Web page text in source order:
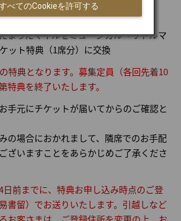
み
まったマイルをミュージカル『リトルマ
ット特典（1席分）に交換
特典となります。募集定員（各回先着10
特典を終了いたします。
手元にチケットが届いてからのご確認と
の場合におかれまして、隣席でのお手配
ざいますことをあらかじめご了承くださ
前までに、特典お申し込み時点のご登
書留）でお送りいたします。引越しなど
べてのCookieを許可する